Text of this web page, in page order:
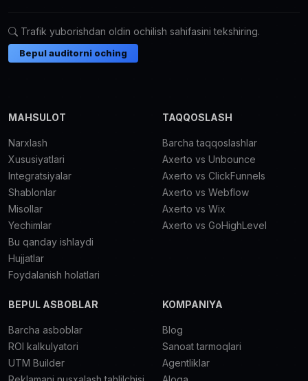
Trafik yuborishdan oldin ochilish sahifasini tekshiring.
Bepul auditorni oching
MAHSULOT
Narxlash
Xususiyatlari
Integratsiyalar
Shablonlar
Misollar
Yechimlar
Bu qanday ishlaydi
Hujjatlar
Foydalanish holatlari
TAQQOSLASH
Barcha taqqoslashlar
Axerto vs Unbounce
Axerto vs ClickFunnels
Axerto vs Webflow
Axerto vs Wix
Axerto vs GoHighLevel
BEPUL ASBOBLAR
Barcha asboblar
ROI kalkulyatori
UTM Builder
KOMPANIYA
Blog
Sanoat tarmoqlari
Agentliklar